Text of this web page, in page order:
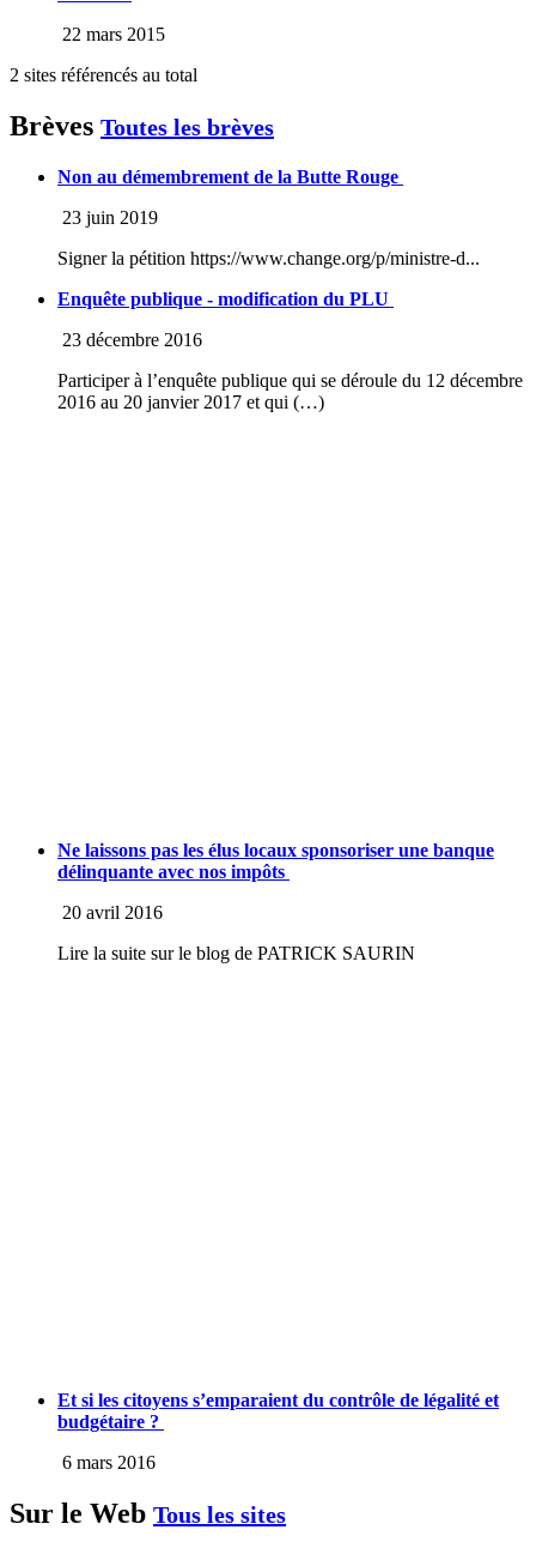
22 mars 2015
2 sites référencés au total
Brèves Toutes les brèves
Non au démembrement de la Butte Rouge
23 juin 2019
Signer la pétition https://www.change.org/p/ministre-d...
Enquête publique - modification du PLU
23 décembre 2016
Participer à l’enquête publique qui se déroule du 12 décembre
2016 au 20 janvier 2017 et qui (…)
Ne laissons pas les élus locaux sponsoriser une banque
délinquante avec nos impôts
20 avril 2016
Lire la suite sur le blog de PATRICK SAURIN
Et si les citoyens s’emparaient du contrôle de légalité et
budgétaire ?
6 mars 2016
Sur le Web Tous les sites